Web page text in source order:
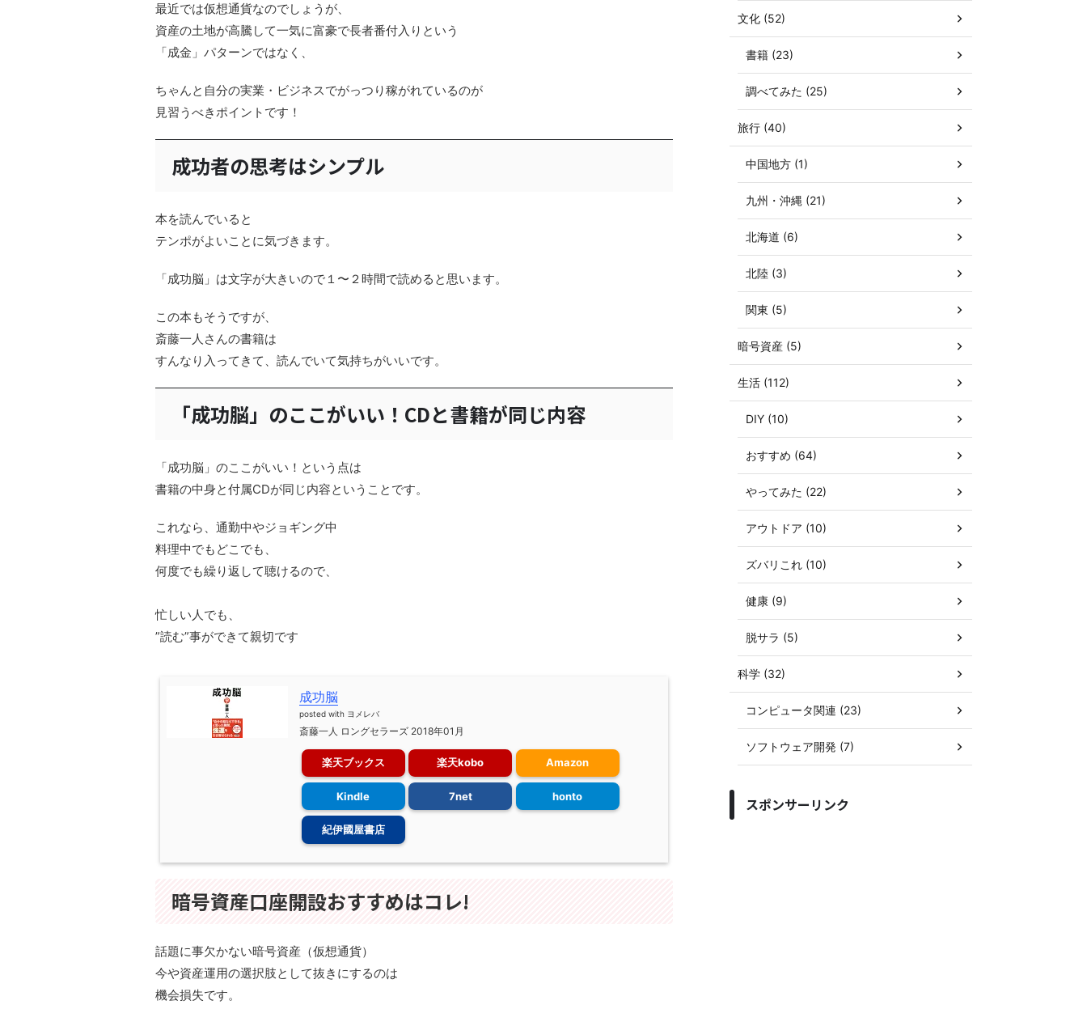
最近では仮想通貨なのでしょうが、
資産の土地が高騰して一気に富豪で長者番付入りという
「成金」パターンではなく、
ちゃんと自分の実業・ビジネスでがっつり稼がれているのが
見習うべきポイントです！
成功者の思考はシンプル
本を読んでいると
テンポがよいことに気づきます。
「成功脳」は文字が大きいので１〜２時間で読めると思います。
この本もそうですが、
斎藤一人さんの書籍は
すんなり入ってきて、読んでいて気持ちがいいです。
「成功脳」のここがいい！CDと書籍が同じ内容
「成功脳」のここがいい！という点は
書籍の中身と付属CDが同じ内容ということです。
これなら、通勤中やジョギング中
料理中でもどこでも、
何度でも繰り返して聴けるので、
忙しい人でも、
”読む”事ができて親切です
成功脳
posted with ヨメレバ
斎藤一人 ロングセラーズ 2018年01月
楽天ブックス 楽天kobo Amazon
Kindle 7net honto
紀伊國屋書店
暗号資産口座開設おすすめはコレ!
話題に事欠かない暗号資産（仮想通貨）
今や資産運用の選択肢として抜きにするのは
機会損失です。
文化 (52)
書籍 (23)
調べてみた (25)
旅行 (40)
中国地方 (1)
九州・沖縄 (21)
北海道 (6)
北陸 (3)
関東 (5)
暗号資産 (5)
生活 (112)
DIY (10)
おすすめ (64)
やってみた (22)
アウトドア (10)
ズバリこれ (10)
健康 (9)
脱サラ (5)
科学 (32)
コンピュータ関連 (23)
ソフトウェア開発 (7)
スポンサーリンク